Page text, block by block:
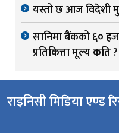
यस्तो छ आज विदेशी
सानिमा बैंकको ६०
प्रतिकित्ता मूल्य कति ?
राइनिसी मिडिया एण्ड